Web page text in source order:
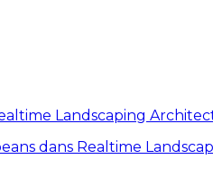
Landscaping
dans Realtime